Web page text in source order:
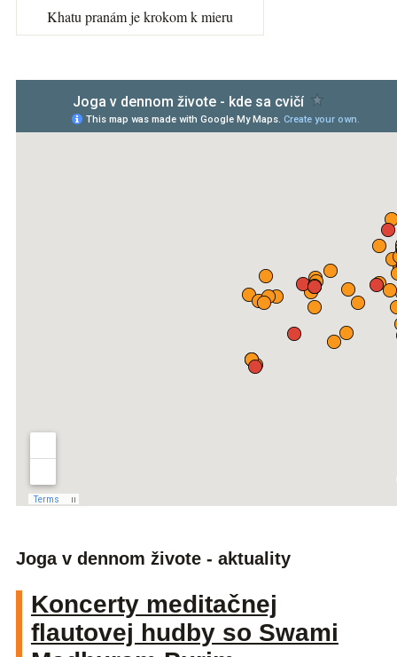
Khatu pranám je krokom k mieru
Joga v dennom živote - aktuality
Koncerty meditačnej
flautovej hudby so Swami